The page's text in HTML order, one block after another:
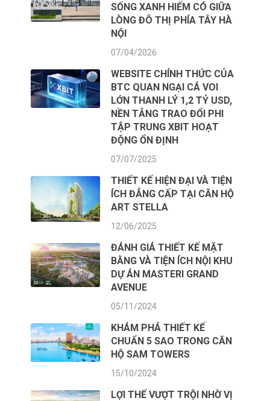
SỐNG XANH HIẾM CÓ GIỮA
LÒNG ĐÔ THỊ PHÍA TÂY HÀ
NỘI
07/04/2026
WEBSITE CHÍNH THỨC CỦA
BTC QUAN NGẠI CÁ VOI
LỚN THANH LÝ 1,2 TỶ USD,
NỀN TẢNG TRAO ĐỔI PHI
TẬP TRUNG XBIT HOẠT
ĐỘNG ỔN ĐỊNH
07/07/2025
THIẾT KẾ HIỆN ĐẠI VÀ TIỆN
ÍCH ĐẲNG CẤP TẠI CĂN HỘ
ART STELLA
12/06/2025
ĐÁNH GIÁ THIẾT KẾ MẶT
BẰNG VÀ TIỆN ÍCH NỘI KHU
DỰ ÁN MASTERI GRAND
AVENUE
05/11/2024
KHÁM PHÁ THIẾT KẾ
CHUẨN 5 SAO TRONG CĂN
HỘ SAM TOWERS
15/10/2024
LỢI THẾ VƯỢT TRỘI NHỜ VỊ